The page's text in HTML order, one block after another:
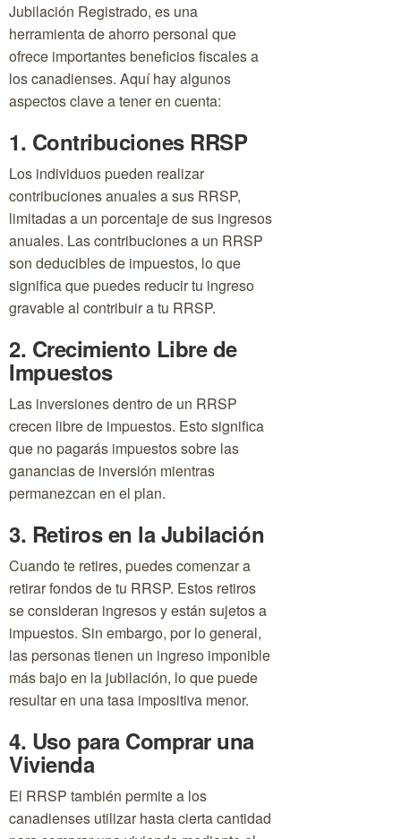
Jubilación Registrado, es una
herramienta de ahorro personal que
ofrece importantes beneficios fiscales a
los canadienses. Aquí hay algunos
aspectos clave a tener en cuenta:
1. Contribuciones RRSP
Los individuos pueden realizar
contribuciones anuales a sus RRSP,
limitadas a un porcentaje de sus ingresos
anuales. Las contribuciones a un RRSP
son deducibles de impuestos, lo que
significa que puedes reducir tu ingreso
gravable al contribuir a tu RRSP.
2. Crecimiento Libre de
Impuestos
Las inversiones dentro de un RRSP
crecen libre de impuestos. Esto significa
que no pagarás impuestos sobre las
ganancias de inversión mientras
permanezcan en el plan.
3. Retiros en la Jubilación
Cuando te retires, puedes comenzar a
retirar fondos de tu RRSP. Estos retiros
se consideran ingresos y están sujetos a
impuestos. Sin embargo, por lo general,
las personas tienen un ingreso imponible
más bajo en la jubilación, lo que puede
resultar en una tasa impositiva menor.
4. Uso para Comprar una
Vivienda
El RRSP también permite a los
canadienses utilizar hasta cierta cantidad